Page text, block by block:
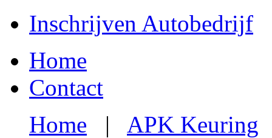
Inschrijven Autobedrijf
Home
Contact
Home | APK Keuring